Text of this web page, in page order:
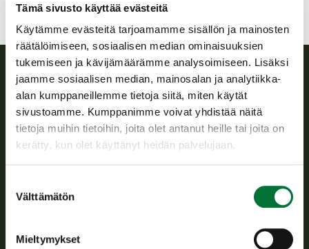
Tämä sivusto käyttää evästeitä
Käytämme evästeitä tarjoamamme sisällön ja mainosten
räätälöimiseen, sosiaalisen median ominaisuuksien
tukemiseen ja kävijämäärämme analysoimiseen. Lisäksi
jaamme sosiaalisen median, mainosalan ja analytiikka-
alan kumppaneillemme tietoja siitä, miten käytät
sivustoamme. Kumppanimme voivat yhdistää näitä
tietoja muihin tietoihin, joita olet antanut heille tai joita on
kerätty, kun olet käyttänyt heidän palvelujaan.
valinta
Välttämätön
Mieltymykset
Suomen riistakeskus
Suomen riistakeskus edistää kestävää riistataloutta, tukee
riistanhoitoyhdistysten toimintaa ja huolehtii riistapolitiikan
Tietoa meistä
Asiakaspalvelu